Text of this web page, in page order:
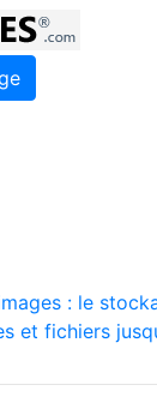
: le
et fichiers